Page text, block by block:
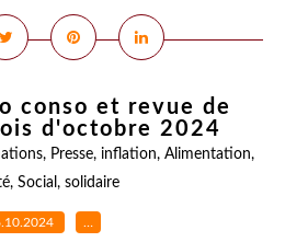
conso et revue de
d'octobre 2024
, Presse, inflation, Alimentation,
, Social , solidaire
…